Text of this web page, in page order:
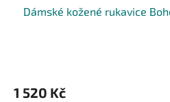
Dámské kožené rukavice
1 520 Kč